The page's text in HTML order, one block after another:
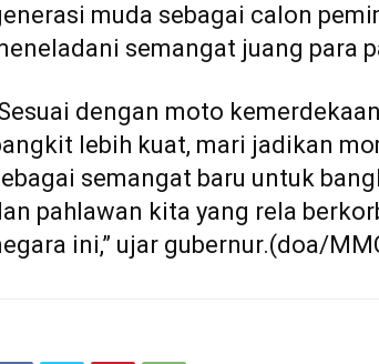
muda sebagai calon
semangat juang para
dengan moto
lebih kuat, mari jadikan
semangat baru untuk
pahlawan kita yang rela
ini,” ujar gubernur.(doa/